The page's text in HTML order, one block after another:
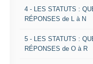
4 - LES STATUTS :
RÉPONSES de L à N
5 - LES STATUTS :
RÉPONSES de O à R